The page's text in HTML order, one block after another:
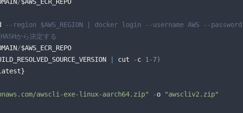
/
$AWS_ECR_REPO
--region $AWS_REGION | docker login --username AWS --password-
から決定する
/
$AWS_ECR_REPO
cut -c 1-7)
awscli-exe-linux-aarch64.zip" -o
"awscliv2.zip"